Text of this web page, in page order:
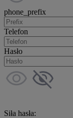
phone_prefix
Telefon
Hasło
Siła hasła: